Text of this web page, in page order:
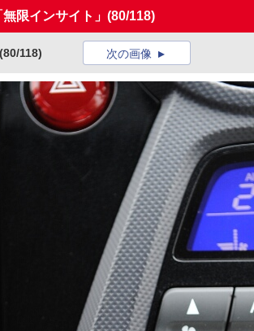
限インサイト」 (80/118)
(80/118) 次の画像